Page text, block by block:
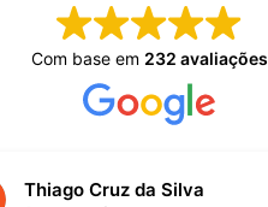
Com base em 232 avaliações
Thiago Cruz da Silva